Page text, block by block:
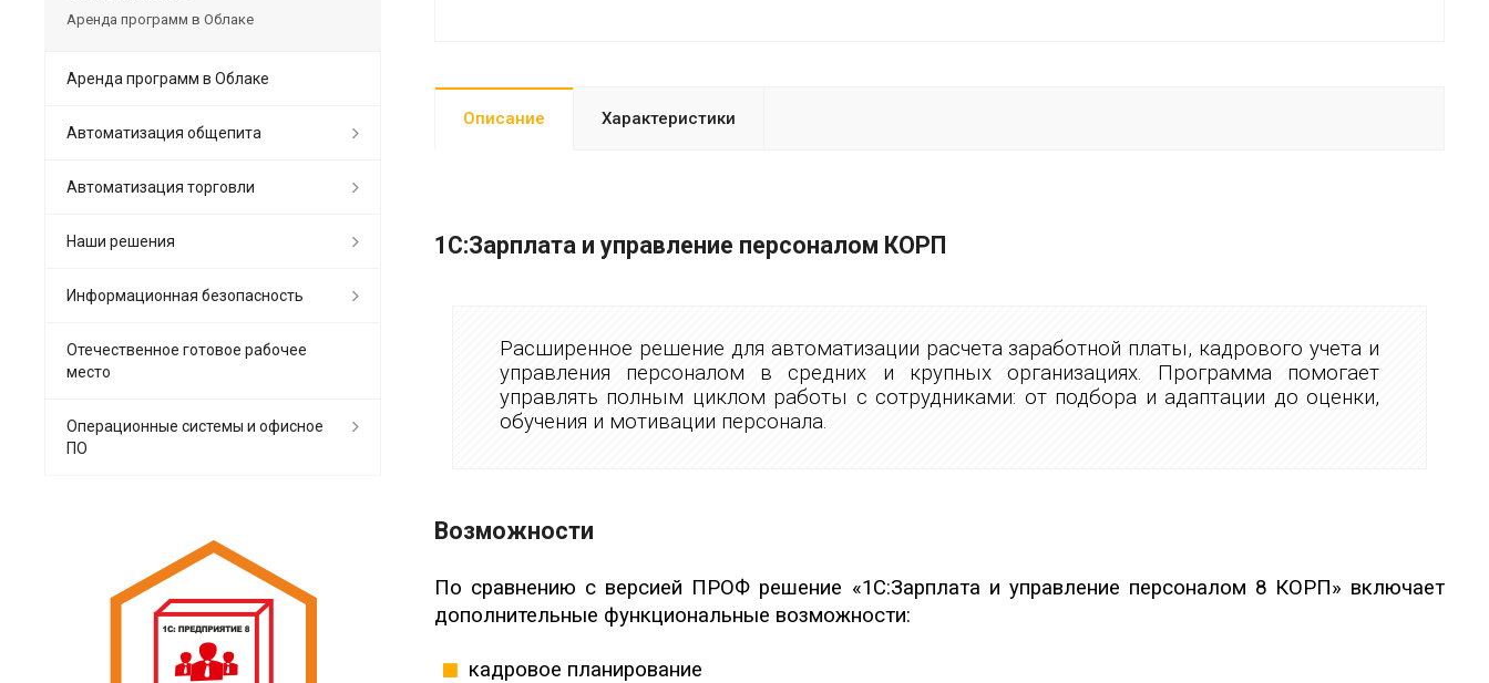
Описание Характеристики
1C:Зарплата и управление персоналом КОРП
Расширенное решение для автоматизации расчета заработной платы, кадрового учета и
управления персоналом в средних и крупных организациях. Программа помогает
управлять полным циклом работы с сотрудниками: от подбора и адаптации до оценки,
обучения и мотивации персонала.
Возможности
По сравнению с версией ПРОФ решение «1С:Зарплата и управление персоналом 8 КОРП» включает
дополнительные функциональные возможности:
кадровое планирование
Аренда программ в Облаке
Аренда программ в Облаке
Автоматизация общепита
Автоматизация торговли
Наши решения
Информационная безопасность
Отечественное готовое рабочее
место
Операционные системы и офисное
ПО